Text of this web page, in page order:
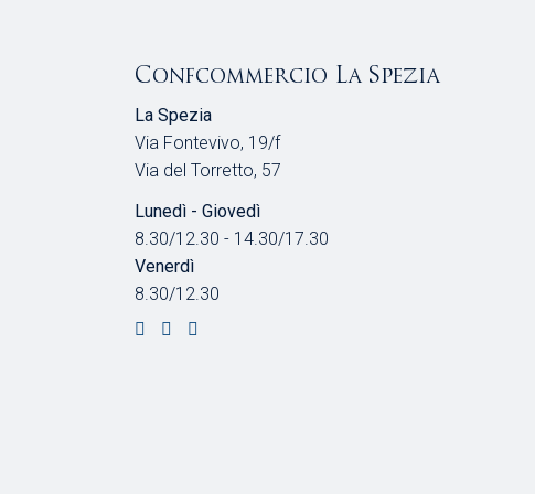
Confcommercio La Spezia
La Spezia
Via Fontevivo, 19/f
Via del Torretto, 57
Lunedì - Giovedì
8.30/12.30 - 14.30/17.30
Venerdì
8.30/12.30